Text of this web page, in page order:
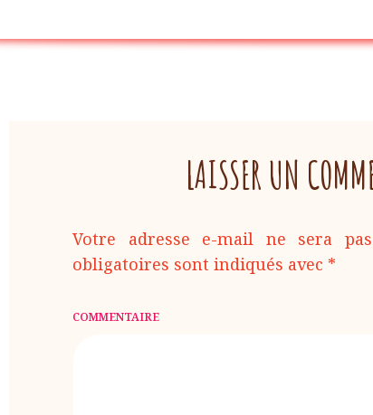
LAISSER UN
Votre adresse e-mail ne sera
obligatoires sont indiqués avec *